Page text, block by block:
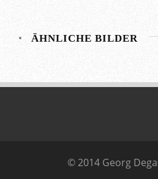
• ÄHNLICHE BILDER
© 2014 Georg